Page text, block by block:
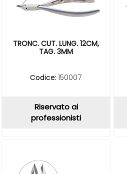
TRONC. CUT. LUNG. 12CM,
TAG. 3MM
Codice: 150007
Riservato ai
professionisti